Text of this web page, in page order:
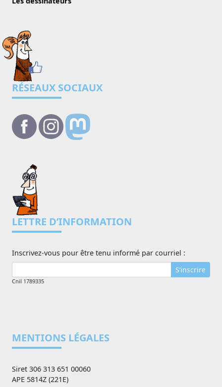
RÉSEAUX SOCIAUX
LETTRE D’INFORMATION
Inscrivez-vous pour être tenu informé par courriel :
S’inscrire
Cnil 1789335
MENTIONS LÉGALES
Siret 306 313 651 00060
APE 5814Z (221E)